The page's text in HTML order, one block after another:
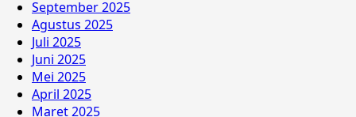
September 2025
Agustus 2025
Juli 2025
Juni 2025
Mei 2025
April 2025
Maret 2025